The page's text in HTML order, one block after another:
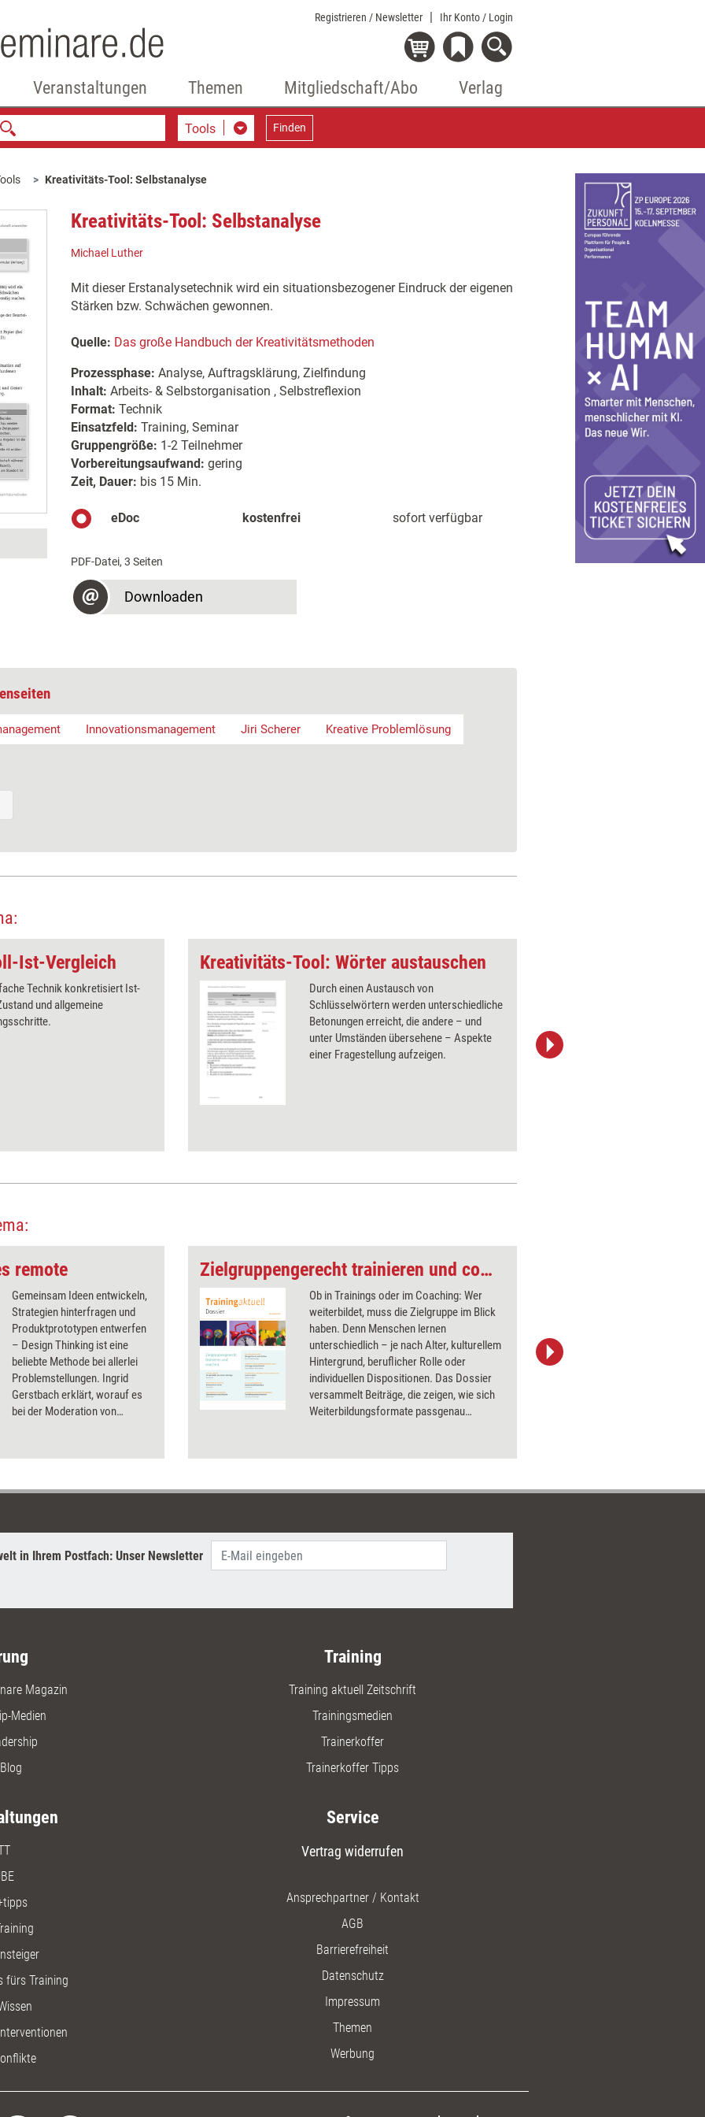
Registrieren / Newsletter Ihr Konto / Login
Veranstaltungen Themen Mitgliedschaft/Abo Verlag
Tools Finden
Kreativitäts-Tool: Selbstanalyse
Kreativitäts-Tool: Selbstanalyse
Michael Luther
Mit dieser Erstanalysetechnik wird ein situationsbezogener Eindruck der eigenen
Stärken bzw. Schwächen gewonnen.
Quelle: Das große Handbuch der Kreativitätsmethoden
Prozessphase: Analyse, Auftragsklärung, Zielfindung
Inhalt: Arbeits- & Selbstorganisation , Selbstreflexion
Format: Technik
Einsatzfeld: Training, Seminar
Gruppengröße: 1-2 Teilnehmer
Vorbereitungsaufwand: gering
Zeit, Dauer: bis 15 Min.
eDoc kostenfrei sofort verfügbar
PDF-Datei, 3 Seiten
Downloaden
Innovationsmanagement Jiri Scherer Kreative Problemlösung
Ist-Vergleich
Technik konkretisiert Ist-
und allgemeine
Kreativitäts-Tool: Wörter austauschen
Durch einen Austausch von
Schlüsselwörtern werden unterschiedliche
Betonungen erreicht, die andere – und
unter Umständen übersehene – Aspekte
einer Fragestellung aufzeigen.
remote
Gemeinsam Ideen entwickeln,
Strategien hinterfragen und
Produktprototypen entwerfen
– Design Thinking ist eine
beliebte Methode bei allerlei
Problemstellungen. Ingrid
Gerstbach erklärt, worauf es
bei der Moderation von
Zielgruppengerecht trainieren und coachen
Ob in Trainings oder im Coaching: Wer
weiterbildet, muss die Zielgruppe im Blick
haben. Denn Menschen lernen
unterschiedlich – je nach Alter, kulturellem
Hintergrund, beruflicher Rolle oder
individuellen Dispositionen. Das Dossier
versammelt Beiträge, die zeigen, wie sich
Weiterbildungsformate passgenau
in Ihrem Postfach: Unser Newsletter
Magazin
Medien
Training
Training aktuell Zeitschrift
Trainingsmedien
Trainerkoffer
Trainerkoffer Tipps
fürs Training
Service
Vertrag widerrufen
Ansprechpartner / Kontakt
AGB
Barrierefreiheit
Datenschutz
Impressum
Themen
Werbung